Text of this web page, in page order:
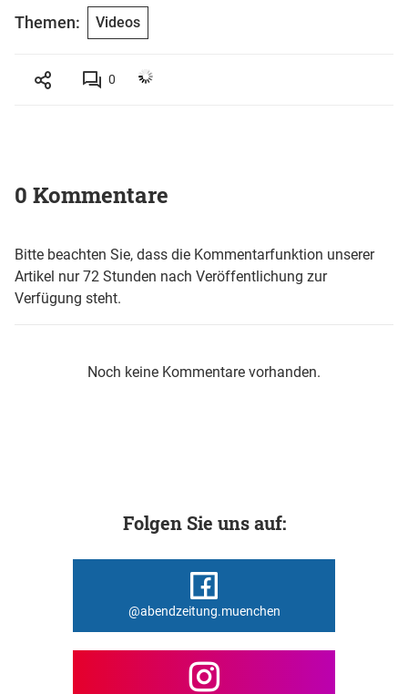
Themen: Videos
0
0 Kommentare
Bitte beachten Sie, dass die Kommentarfunktion unserer
Artikel nur 72 Stunden nach Veröffentlichung zur
Verfügung steht.
Noch keine Kommentare vorhanden.
Folgen Sie uns auf:
@abendzeitung.muenchen